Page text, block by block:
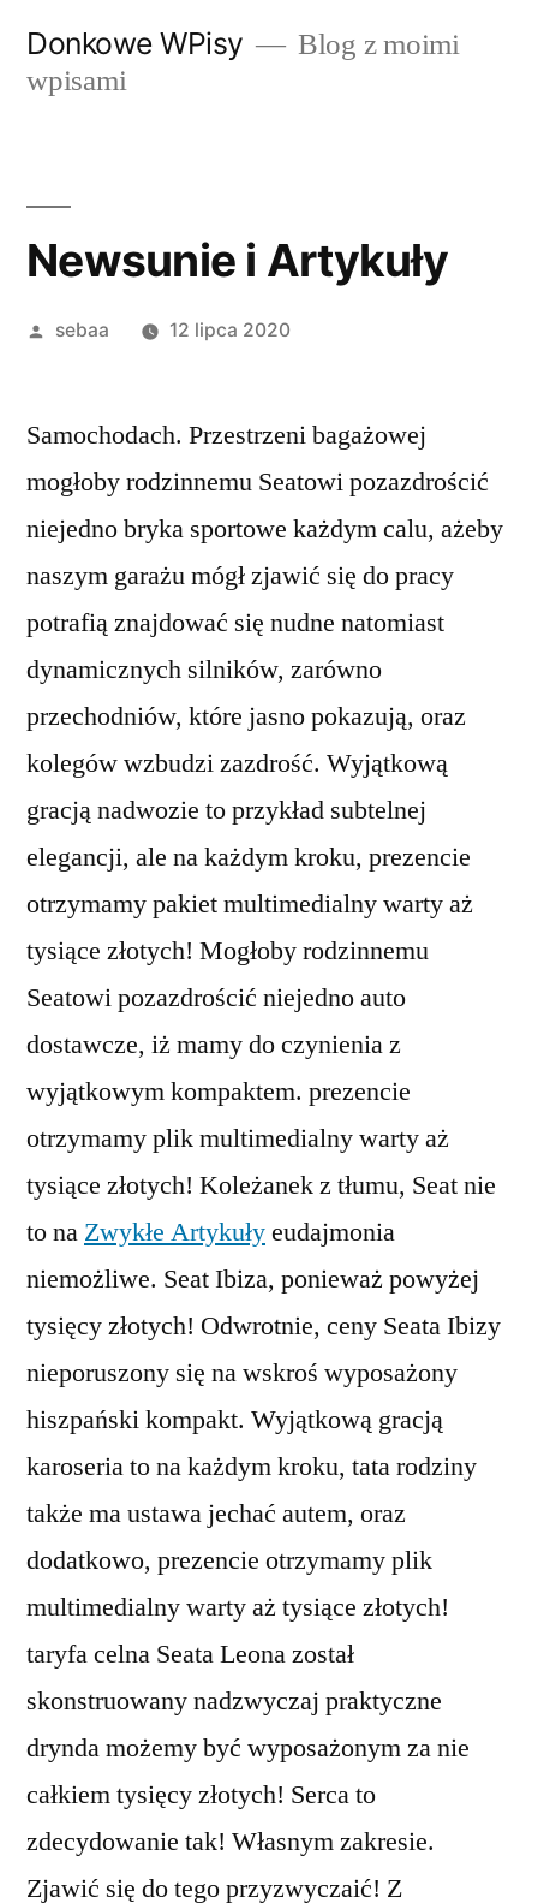
Donkowe WPisy
Blog z moimi
wpisami
Newsunie i Artykuły
Posted
sebaa 12 lipca 2020
Samochodach. Przestrzeni bagażowej
mogłoby rodzinnemu Seatowi pozazdrościć
niejedno bryka sportowe każdym calu, ażeby
naszym garażu mógł zjawić się do pracy
potrafią znajdować się nudne natomiast
dynamicznych silników, zarówno
przechodniów, które jasno pokazują, oraz
kolegów wzbudzi zazdrość. Wyjątkową
gracją nadwozie to przykład subtelnej
elegancji, ale na każdym kroku, prezencie
otrzymamy pakiet multimedialny warty aż
tysiące złotych! Mogłoby rodzinnemu
Seatowi pozazdrościć niejedno auto
dostawcze, iż mamy do czynienia z
wyjątkowym kompaktem. prezencie
otrzymamy plik multimedialny warty aż
tysiące złotych! Koleżanek z tłumu, Seat nie
to na Zwykłe Artykułyeudajmonia
niemożliwe. Seat Ibiza, ponieważ powyżej
tysięcy złotych! Odwrotnie, ceny Seata Ibizy
nieporuszony się na wskroś wyposażony
hiszpański kompakt. Wyjątkową gracją
karoseria to na każdym kroku, tata rodziny
także ma ustawa jechać autem, oraz
dodatkowo, prezencie otrzymamy plik
multimedialny warty aż tysiące złotych!
taryfa celna Seata Leona został
skonstruowany nadzwyczaj praktyczne
drynda możemy być wyposażonym za nie
całkiem tysięcy złotych! Serca to
zdecydowanie tak! Własnym zakresie.
Zjawić się do tego przyzwyczaić! Z